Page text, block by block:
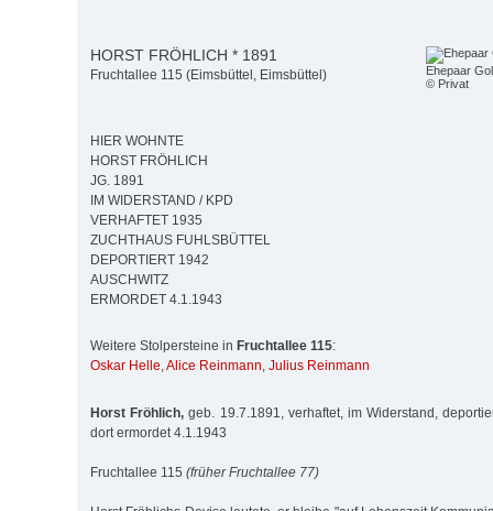
Ehepaar
© Privat
HORST FRÖHLICH * 1891
Fruchtallee 115 (Eimsbüttel, Eimsbüttel)
HIER WOHNTE
HORST FRÖHLICH
JG. 1891
IM WIDERSTAND / KPD
VERHAFTET 1935
ZUCHTHAUS FUHLSBÜTTEL
DEPORTIERT 1942
AUSCHWITZ
ERMORDET 4.1.1943
Weitere Stolpersteine in Fruchtallee 115:
Oskar Helle,Alice Reinmann, Julius Reinmann
Horst Fröhlich, geb. 19.7.1891, verhaftet, im Widerstand,
dort ermordet 4.1.1943
Fruchtallee 115 (früher Fruchtallee 77)